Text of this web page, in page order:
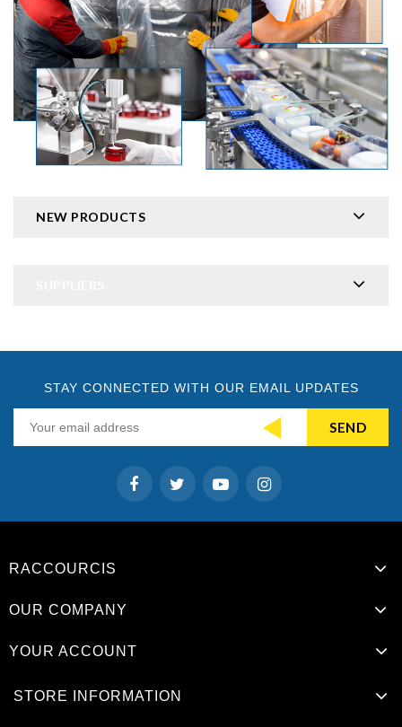
NEW PRODUCTS
STAY CONNECTED WITH OUR EMAIL UPDATES
RACCOURCIS
OUR COMPANY
YOUR ACCOUNT
STORE INFORMATION